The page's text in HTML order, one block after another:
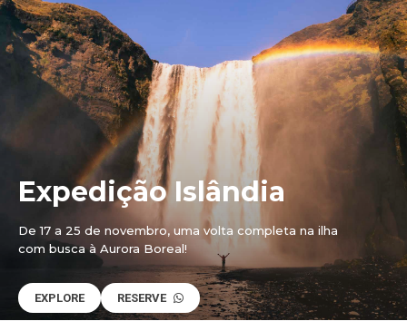
Expedição Islândia
De 17 a 25 de novembro, uma volta completa na ilha
com busca à Aurora Boreal!
EXPLORE RESERVE